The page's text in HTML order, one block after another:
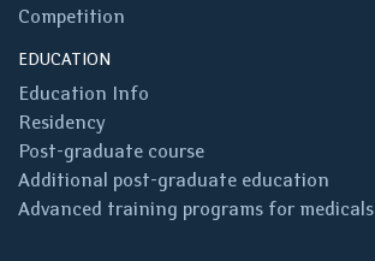
Competition
EDUCATION
Education Info
Residency
Post-graduate course
Additional post-graduate education
Advanced training programs for medicals